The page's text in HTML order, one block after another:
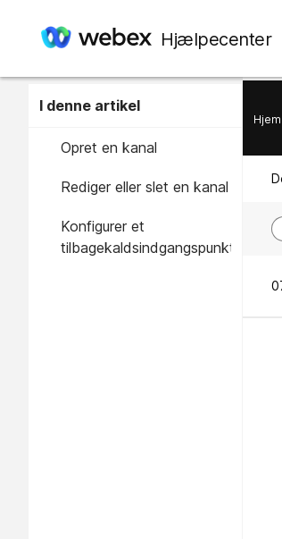
Hjælpecenter
I denne artikel
Opret en kanal
Rediger eller slet en kanal
Konfigurer et
tilbagekaldsindgangspunkt
Hjem